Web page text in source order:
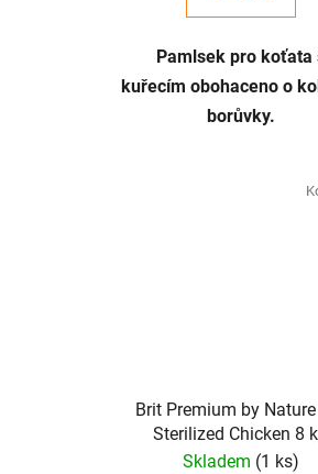
Pamlsek pro koťata
kuřecímobohaceno o
borůvky.
Brit Premium by
Sterilized Chicken 8
Skladem (1 ks)